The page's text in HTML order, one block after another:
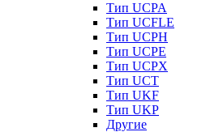
Тип UCPA
Тип UCFLE
Тип UCPH
Тип UCPE
Тип UCPX
Тип UCT
Тип UKF
Тип UKP
Другие